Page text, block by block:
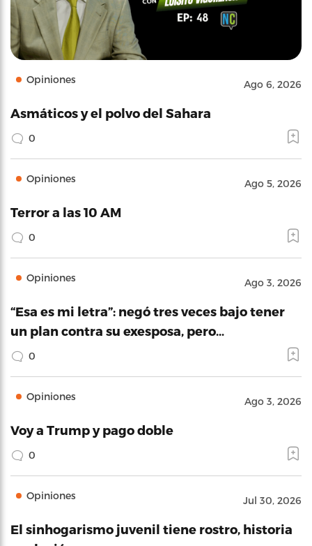
Opiniones Ago 6, 2026
Asmáticos y el polvo del Sahara
0
Opiniones Ago 5, 2026
Terror a las 10 AM
0
Opiniones Ago 3, 2026
“Esa es mi letra”: negó tres veces bajo tener
un plan contra su exesposa, pero…
0
Opiniones Ago 3, 2026
Voy a Trump y pago doble
0
Opiniones Jul 30, 2026
El sinhogarismo juvenil tiene rostro, historia